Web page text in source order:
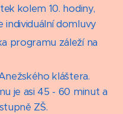
kolem 10. hodiny,
domluvy
programu záleží na
kláštera.
je asi 45 - 60 minut a
ZŠ.